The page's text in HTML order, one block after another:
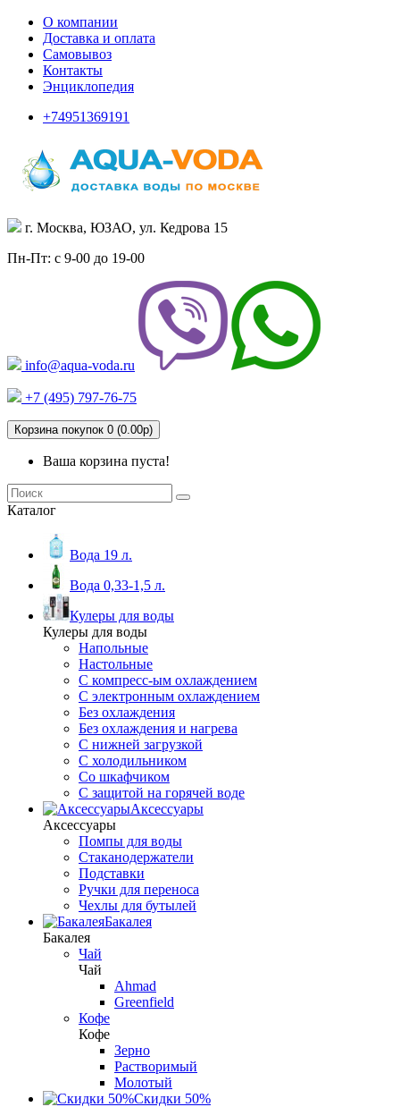
О компании
Доставка и оплата
Самовывоз
Контакты
Энциклопедия
+74951369191
г. Москва, ЮЗАО, ул. Кедрова 15
Пн-Пт: с 9-00 до 19-00
info@aqua-voda.ru
+7 (495) 797-76-75
Корзина покупок 0 (0.00р)
Ваша корзина пуста!
Каталог
Вода 19 л.
Вода 0,33-1,5 л.
Кулеры для воды
Кулеры для воды
Напольные
Настольные
С компресс-ым охлаждением
С электронным охлаждением
Без охлаждения
Без охлаждения и нагрева
С нижней загрузкой
С холодильником
Со шкафчиком
С защитой на горячей воде
Аксессуары
Аксессуары
Помпы для воды
Стаканодержатели
Подставки
Ручки для переноса
Чехлы для бутылей
Бакалея
Бакалея
Чай
Чай
Ahmad
Greenfield
Кофе
Кофе
Зерно
Растворимый
Молотый
Скидки 50%